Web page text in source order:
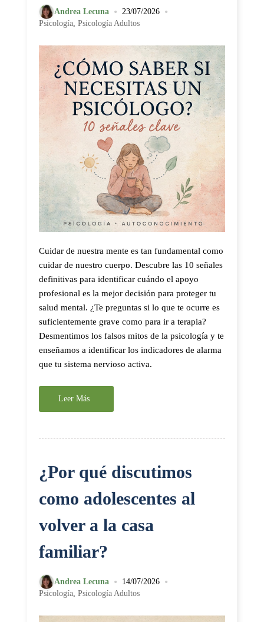
Andrea Lecuna • 23/07/2026 •
Psicología, Psicología Adultos
Cuidar de nuestra mente es tan fundamental como
cuidar de nuestro cuerpo. Descubre las 10 señales
definitivas para identificar cuándo el apoyo
profesional es la mejor decisión para proteger tu
salud mental. ¿Te preguntas si lo que te ocurre es
suficientemente grave como para ir a terapia?
Desmentimos los falsos mitos de la psicología y te
enseñamos a identificar los indicadores de alarma
que tu sistema nervioso activa.
Leer Más
¿Por qué discutimos
como adolescentes al
volver a la casa
familiar?
Andrea Lecuna • 14/07/2026 •
Psicología, Psicología Adultos